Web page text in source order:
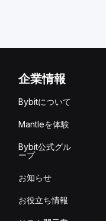
企業情報
Bybitについて
Mantleを体験
Bybit公式グル
ープ
お知らせ
お役立ち情報